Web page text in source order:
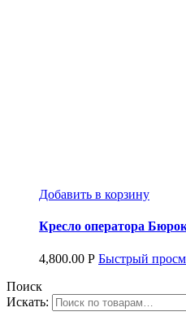
Добавить в корзину
Кресло оператора
4,800.00 Р Быстрый
Поиск
Искать: